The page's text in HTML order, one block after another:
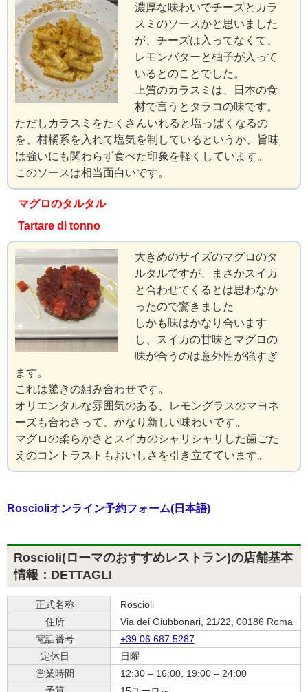
濃厚な味わいでチーズとカラ
スミのソースかと思いました
が、チーズは入ってなくて、
レモンバターと柚子が入って
いるとのことでした。
上質のカラスミは、日本の食
材で言うとタラコの味です。
ただしカラスミをたくさんいれると塩っぱくなるの
を、柑橘系を入れて塩気を制しているというか、旨味
は強いにも関わらず食べた印象を軽くしています。
このソースは相当面白いです。
マグロのタルタル
Tartare di tonno
大きめのサイズのマグロのタ
ルタルですが、まさかスイカ
と合わせてくるとは思わなか
ったので驚きました
しかも味はかなり合います
し、スイカの甘味とマグロの
味が合うのは意外性が強すぎ
ます。
これは驚きの組み合わせです。
オリエンタルな雰囲気のある、レモングラスのマヨネ
ーズも合わさって、かなり新しい味わいです。
マグロの柔らかさとスイカのシャリシャリした歯ごた
えのコントラストもおいしさを引き立てています。
Roscioliオンライン予約フォーム(日本語)
Roscioli(ローマのおすすめレストラン)の店舗基本
情報：DETTAGLI
正式名称
Roscioli
住所
Via dei Giubbonari, 21/22, 00186 Roma
電話番号
+39 06 687 5287
定休日
日曜
営業時間
12:30 – 16:00, 19:00 – 24:00